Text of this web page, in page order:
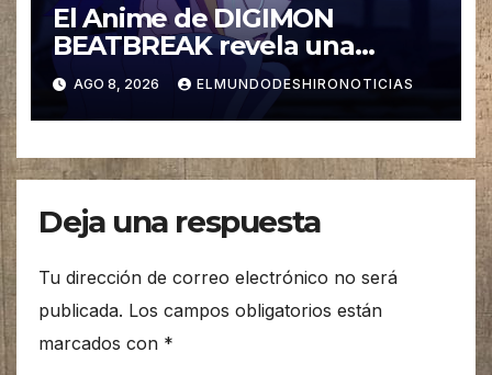
El Anime de DIGIMON
BEATBREAK revela una
nueva imagen para su ultimo
Arco Asuka
AGO 8, 2026 ELMUNDODESHIRONOTICIAS
Deja una respuesta
Tu dirección de correo electrónico no será
publicada. Los campos obligatorios están
marcados con *